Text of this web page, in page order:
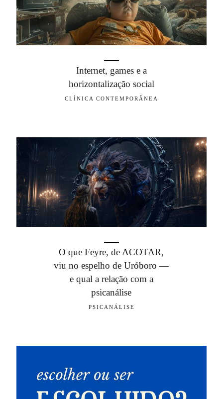
Internet, games e a
horizontalização social
CLÍNICA CONTEMPORÂNEA
O que Feyre, de ACOTAR,
viu no espelho de Uróboro —
e qual a relação com a
psicanálise
PSICANÁLISE